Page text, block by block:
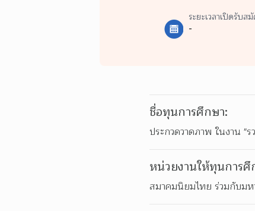
ระยะเวลาเปิดรับส
-
ชื่อทุนการศึกษา:
ประกวดวาดภาพ ในงาน "
หน่วยงานให้ทุนการศึ
สมาคมนิยมไทย ร่วมกับมห